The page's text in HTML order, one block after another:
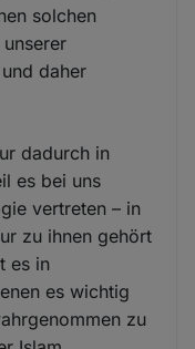
solchen
daher
dadurch in
es bei uns
vertreten – in
zu ihnen gehört
es in
es wichtig
zu